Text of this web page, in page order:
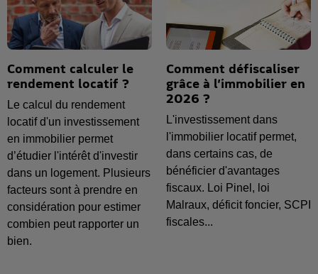
Comment calculer le
rendement locatif ?
Le calcul du rendement
locatif d'un investissement
en immobilier permet
d’étudier l'intérêt d'investir
dans un logement. Plusieurs
facteurs sont à prendre en
considération pour estimer
combien peut rapporter un
bien.
Comment défiscaliser
grâce à l’immobilier en
2026 ?
L'investissement dans
l'immobilier locatif permet,
dans certains cas, de
bénéficier d'avantages
fiscaux. Loi Pinel, loi
Malraux, déficit foncier, SCPI
fiscales...